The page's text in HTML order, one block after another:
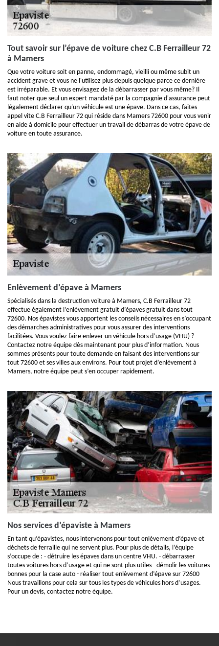
Tout savoir sur l’épave de voiture chez C.B Ferrailleur 72
à Mamers
Que votre voiture soit en panne, endommagé, vieilli ou même subit un
accident grave et vous ne l'utilisez plus depuis quelque parce ce dernière
est irréparable. Et vous envisagez de la débarrasser par vous même? Il
faut noter que seul un expert mandaté par la compagnie d'assurance peut
légalement déclarer qu'un véhicule est une épave. Dans ce cas, faites
appel vite C.B Ferrailleur 72 qui réside dans Mamers 72600 pour vous venir
en aide à domicile pour effectuer un travail de débarras de votre épave de
voiture en toute assurance.
Enlèvement d’épave à Mamers
Spécialisés dans la destruction voiture à Mamers, C.B Ferrailleur 72
effectue également l’enlèvement gratuit d’épaves gratuit dans tout
72600. Nos épavistes vous apportent les conseils nécessaires en s’occupant
des démarches administratives pour vous assurer des interventions
facilitées. Vous voulez faire enlever un véhicule hors d’usage (VHU) ?
Contactez notre équipe dès maintenant pour plus d’information. Nous
sommes présents pour toute demande en faisant des interventions sur
tout 72600 et ses villes aux environs. Pour tout projet d’enlèvement à
Mamers, notre équipe peut s’en occuper rapidement.
Nos services d’épaviste à Mamers
En tant qu’épavistes, nous intervenons pour tout enlèvement d’épave et
déchets de ferraille qui ne servent plus. Pour plus de détails, l’équipe
s’occupe de : - détruire les épaves dans un centre VHU. - débarrasser
toutes voitures hors d’usage et qui ne sont plus utiles - démolir les voitures
bonnes pour la case auto - réaliser tout enlèvement d’épave sur 72600
Nous travaillons pour cela sur tous les types de véhicules hors d’usages.
Pour un devis, contactez notre équipe.